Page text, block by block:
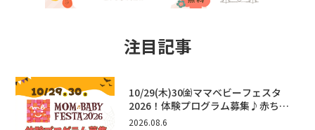
注目記事
10/29(木)30㈮ママベビーフェスタ
2026！体験プログラム募集♪赤ちゃ
ん向けイベントに出演しませんか？
2026.08.6